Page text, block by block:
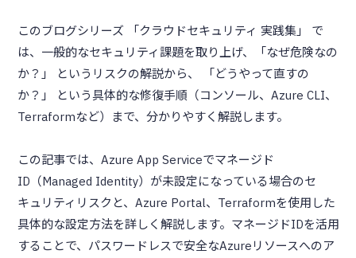
このブログシリーズ 「クラウドセキュリティ 実践集」 で
は、一般的なセキュリティ課題を取り上げ、「なぜ危険なの
か？」 というリスクの解説から、 「どうやって直すの
か？」 という具体的な修復手順（コンソール、Azure CLI、
Terraformなど）まで、分かりやすく解説します。
この記事では、Azure App Serviceでマネージド
ID（Managed Identity）が未設定になっている場合のセ
キュリティリスクと、Azure Portal、Terraformを使用した
具体的な設定方法を詳しく解説します。マネージドIDを活用
することで、パスワードレスで安全なAzureリソースへのア